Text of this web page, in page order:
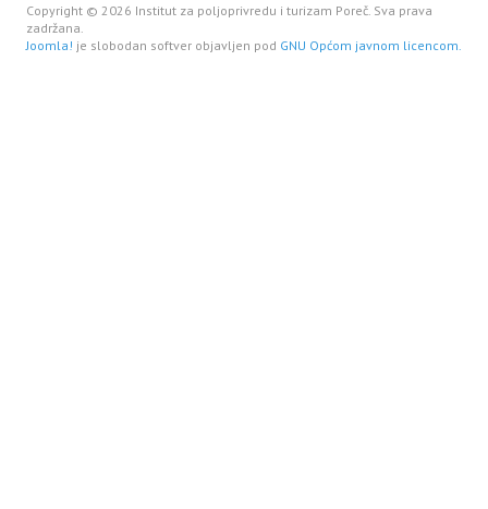
Copyright © 2026 Institut za poljoprivredu i turizam Poreč. Sva prava
zadržana.
Joomla! je slobodan softver objavljen pod GNU Općom javnom licencom.